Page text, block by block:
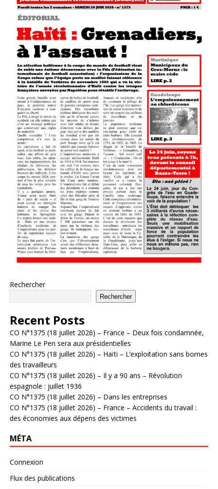
Rechercher
Rechercher
Recent Posts
CO N°1375 (18 juillet 2026) – France – Deux fois condamnée,
Marine Le Pen sera aux présidentielles
CO N°1375 (18 juillet 2026) – Haïti – L’exploitation sans bornes
des travailleurs
CO N°1375 (18 juillet 2026) – Il y a 90 ans – Révolution
espagnole : juillet 1936
CO N°1375 (18 juillet 2026) – Dans les entreprises
CO N°1375 (18 juillet 2026) – France – Accidents du travail :
des économies aux dépens des victimes
MÉTA
Connexion
Flux des publications